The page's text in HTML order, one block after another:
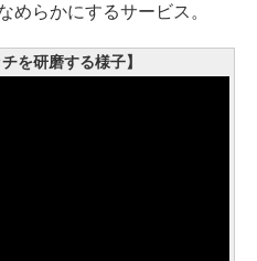
めらかにするサービス。
を研磨する様子】